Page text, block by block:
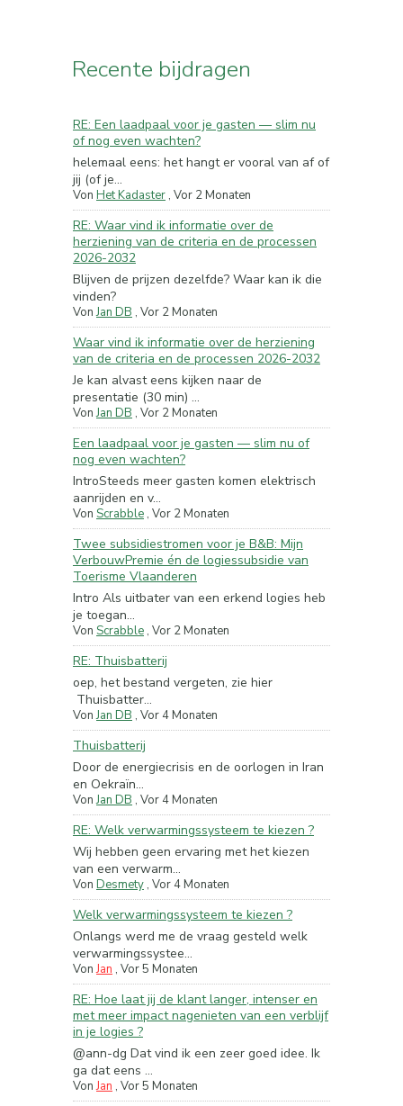
Recente bijdragen
RE: Een laadpaal voor je gasten — slim nu
of nog even wachten?
helemaal eens: het hangt er vooral van af of
jij (of je...
Von Het Kadaster , Vor 2 Monaten
RE: Waar vind ik informatie over de
herziening van de criteria en de processen
2026-2032
Blijven de prijzen dezelfde? Waar kan ik die
vinden?
VonJan DB , Vor 2 Monaten
Waar vind ik informatie over de herziening
van de criteria en de processen 2026-2032
Je kan alvast eens kijken naar de
presentatie (30 min) ...
VonJan DB , Vor 2 Monaten
Een laadpaal voor je gasten — slim nu of
nog even wachten?
IntroSteeds meer gasten komen elektrisch
aanrijden en v...
Von Scrabble , Vor 2 Monaten
Twee subsidiestromen voor je B&B: Mijn
VerbouwPremie én de logiessubsidie van
Toerisme Vlaanderen
Intro Als uitbater van een erkend logies heb
je toegan...
Von Scrabble , Vor 2 Monaten
RE: Thuisbatterij
oep, het bestand vergeten, zie hier
Thuisbatter...
VonJan DB , Vor 4 Monaten
Thuisbatterij
Door de energiecrisis en de oorlogen in Iran
en Oekraïn...
VonJan DB , Vor 4 Monaten
RE: Welk verwarmingssysteem te kiezen ?
Wij hebben geen ervaring met het kiezen
van een verwarm...
Von Desmety , Vor 4 Monaten
Welk verwarmingssysteem te kiezen ?
Onlangs werd me de vraag gesteld welk
verwarmingssystee...
VonJan , Vor 5 Monaten
RE: Hoe laat jij de klant langer, intenser en
met meer impact nagenieten van een verblijf
in je logies ?
@ann-dg Dat vind ik een zeer goed idee. Ik
ga dat eens ...
VonJan , Vor 5 Monaten